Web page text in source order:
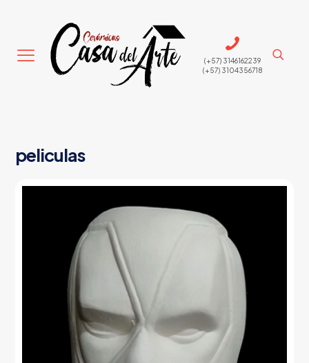
(+57) 3146162239
(+57) 3104356718
peliculas